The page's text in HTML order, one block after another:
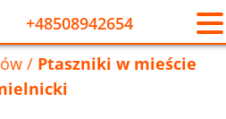
+48508942654
/ Ptaszniki w mieście